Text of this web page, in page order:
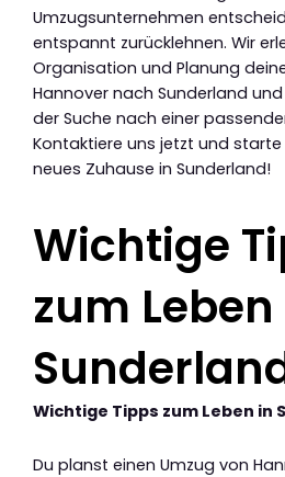
Umzugsunternehmen
entspannt zurücklehnen. Wir
Organisation und Planung
Hannover nach Sunderland
der Suche nach einer
Kontaktiere uns jetzt und
neues Zuhause in Sunderland!
Wichtige
zum
Wichtige Tipps zum Leben in
Du planst einen Umzug von